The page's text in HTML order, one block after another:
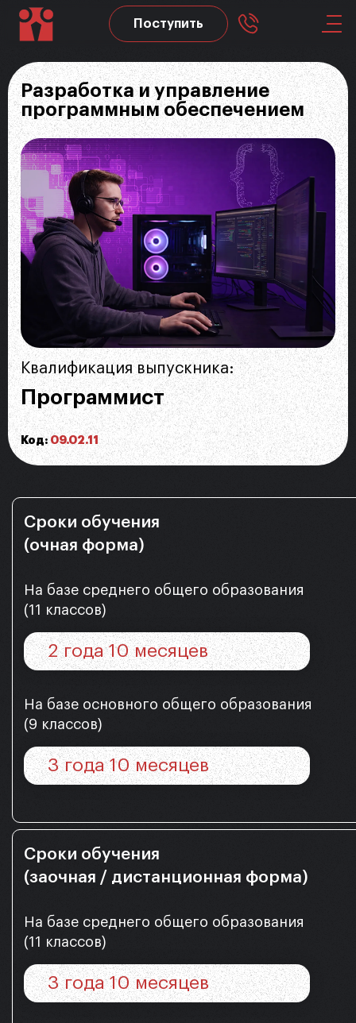
Skip to main content
Поступить
Разработка и управление
программным обеспечением
Квалификация выпускника:
Программист
Код: 09.02.11
Сроки обучения
(очная форма)
На базе среднего общего образования
(11 классов)
2 года 10 месяцев
На базе основного общего образования
(9 классов)
3 года 10 месяцев
Сроки обучения
(заочная / дистанционная форма)
На базе среднего общего образования
(11 классов)
3 года 10 месяцев